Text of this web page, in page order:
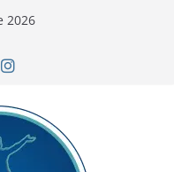
2026